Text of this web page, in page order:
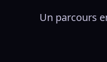
Un parcours